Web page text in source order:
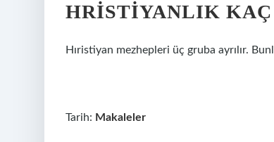
HRISTIYANLIK KAÇ
Hıristiyan mezhepleri üç gruba ayrılır.
Tarih: Makaleler